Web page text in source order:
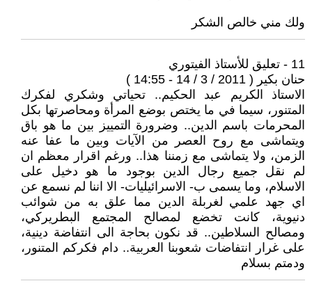
ولك مني خالص الشكر
11 - تعليق للأستاذ الفيتوري
حنان بكير ( 2011 / 3 / 14 - 14:55 )
الاستاذ الكريم عبد الحكيم.. تحياتي وشكري لفكرك
المتنور، سيما في ما يختص بوضع المرأة ومحاصرتها بكل
المحرمات باسم الدين.. وضرورة التمييز بين ما هو باق
ويتماشى مع روح العصر من الآيات وبين ما عفا عنه
الزمن، ولا يتماشى مع زمننا هذا.. ورغم اقرار معظم ان
لم نقل جميع رجال الدين بوجود ما هو دخيل على
الاسلام، وما يسمى ب- الاسرائيليات- الا اننا لم نسمع عن
اي جهد علمي لغربلة الدين مما علق به من شوائب
دنيوية، كانت تخضع لمصالح المجتمع البطريركي،
ومصالح السلاطين.. قد نكون بحاجة الى انتفاضة دينية،
على غرار انتفاضات شعوبنا العربية.. دام فكركم المتنور،
ودمتم بسلام